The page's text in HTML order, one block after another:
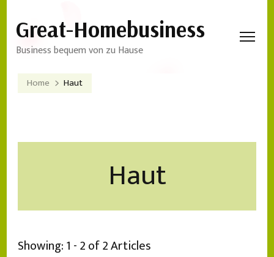
Great-Homebusiness
Business bequem von zu Hause
Home Haut
Haut
Showing: 1 - 2 of 2 Articles